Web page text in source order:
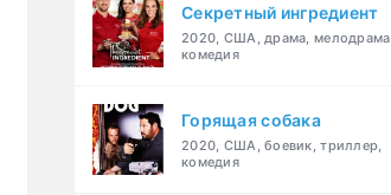
Секретный ингредиент
2020, США, драма, мелодрама,
комедия
Горящая собака
2020, США, боевик, триллер,
комедия